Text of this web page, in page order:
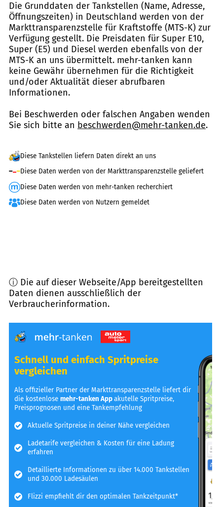
Die Grunddaten der Tankstellen (Name, Adresse,
Öffnungszeiten) in Deutschland werden von der
Markttransparenzstelle für Kraftstoffe (MTS-K) zur
Verfügung gestellt. Die Preisdaten für Super E10,
Super (E5) und Diesel werden ebenfalls von der
MTS-K an uns übermittelt. mehr-tanken kann
keine Gewähr übernehmen für die Richtigkeit
und/oder Aktualität dieser abrufbaren
Informationen.
Bei Beschwerden oder falschen Angaben wenden
Sie sich bitte an beschwerden@mehr-tanken.de.
Diese Tankstellen liefern Daten direkt an uns
Diese Daten werden von der Markttransparenzstelle geliefert
Diese Daten werden von mehr-tanken recherchiert
Diese Daten werden von Nutzern gemeldet
ⓘ Die auf dieser Webseite/App bereitgestellten
Daten dienen ausschließlich der
Verbraucherinformation.
Schnell und einfach Spritpreise
vergleichen
Als offizieller Partner der Markttransparenzstelle liefert dir
die kostenlosemehr-tanken Appakutelle Spritpreise,
Preisprognosen und eine Tankempfehlung
Aktuelle Spritpreise in deiner Nähe vergleichen
Ladetarife vergleichen & Kosten für eine Ladung
erfahren
Detaillierte Informationen zu über 14.000 Tankstellen
und 30.000 Ladesäulen
Flizzi empfiehlt dir den optimalen Tankzeitpunkt*